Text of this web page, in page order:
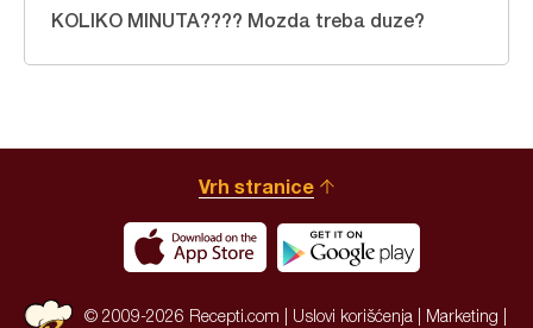
KOLIKO MINUTA???? Mozda treba duze?
Vrh stranice
© 2009-2026 Recepti.com | Uslovi korišćenja Marketing